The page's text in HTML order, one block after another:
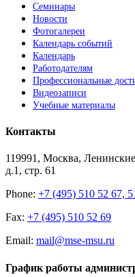
Семинары
Новости
Фотогалереи
Календарь событий
Календарь
Работодателям
Профессиональные
Видеозаписи
Учебные материалы
Контакты
119991, Москва,
д.1, стр. 61
Phone: +7 (495) 510 52 67,
Fax: +7 (495) 510 52 69
Email: mail@mse-msu.ru
График работы